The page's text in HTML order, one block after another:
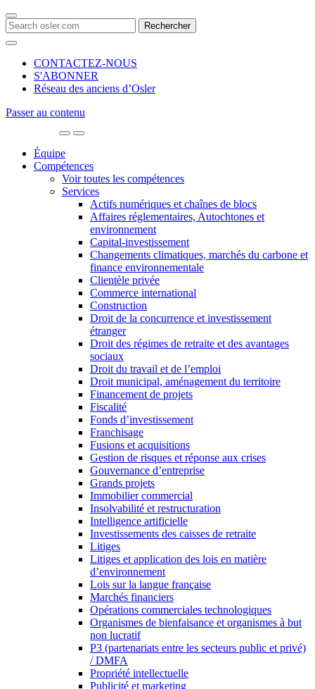
Search
for:
CONTACTEZ-NOUS
S'ABONNER
Réseau des anciens d’Osler
Passer au contenu
Navigation
Équipe
Compétences
Voir toutes les compétences
Services
Actifs numériques et chaînes de blocs
Affaires réglementaires, Autochtones et
environnement
Capital-investissement
Changements climatiques, marchés du carbone et
finance environnementale
Clientèle privée
Commerce international
Construction
Droit de la concurrence et investissement
étranger
Droit des régimes de retraite et des avantages
sociaux
Droit du travail et de l’emploi
Droit municipal, aménagement du territoire
Financement de projets
Fiscalité
Fonds d’investissement
Franchisage
Fusions et acquisitions
Gestion de risques et réponse aux crises
Gouvernance d’entreprise
Grands projets
Immobilier commercial
Insolvabilité et restructuration
Intelligence artificielle
Investissements des caisses de retraite
Litiges
Litiges et application des lois en matière
d’environnement
Lois sur la langue française
Marchés financiers
Opérations commerciales technologiques
Organismes de bienfaisance et organismes à but
non lucratif
P3 (partenariats entre les secteurs public et privé)
/ DMFA
Propriété intellectuelle
Publicité et marketing